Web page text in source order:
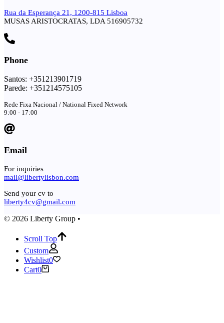
Rua da Esperança 21, 1200-815 Lisboa
MUSAS ARISTOCRATAS, LDA 516905732
Phone
Santos: +351213901719
Parede: +351214575105
Rede Fixa Nacional / National Fixed Network
9:00 - 17:00
Email
For inquiries
mail@libertylisbon.com
Send your cv to
liberty4cv@gmail.com
© 2026 Liberty Group •
Scroll Top
Custom
Wishlist0
Cart0